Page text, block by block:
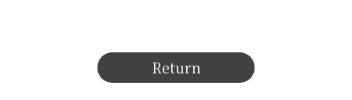
Return